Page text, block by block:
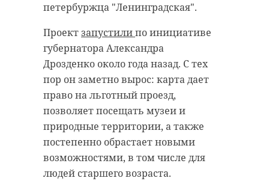
петербуржца "Ленинградская".
Проектзапустилипо инициативе
губернатора Александра
Дрозденко около года назад. С тех
пор он заметно вырос: карта дает
право на льготный проезд,
позволяет посещать музеи и
природные территории, а также
постепенно обрастает новыми
возможностями, в том числе для
людей старшего возраста.
александр дрозденко
здравоохранение
Поделиться статьей: